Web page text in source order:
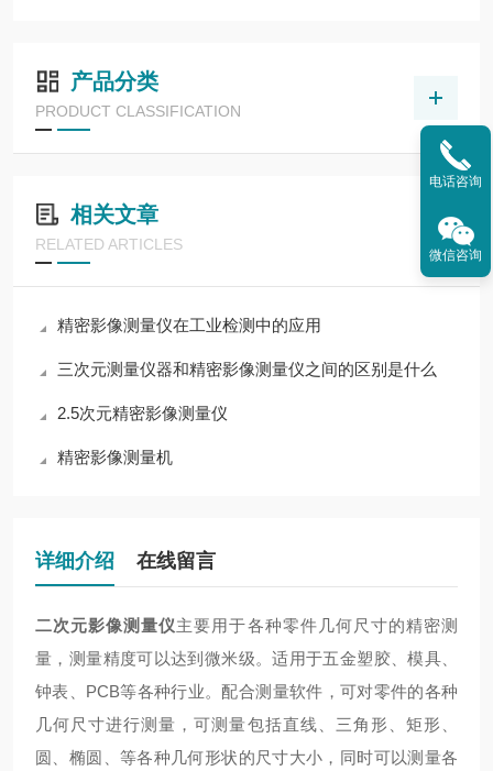
产品分类
PRODUCT CLASSIFICATION
相关文章
RELATED ARTICLES
精密影像测量仪在工业检测中的应用
三次元测量仪器和精密影像测量仪之间的区别是什么
2.5次元精密影像测量仪
精密影像测量机
详细介绍 在线留言
二次元影像测量仪主要用于各种零件几何尺寸的精密测
量，测量精度可以达到微米级。适用于五金塑胶、模具、
钟表、PCB等各种行业。配合测量软件，可对零件的各种
几何尺寸进行测量，可测量包括直线、三角形、矩形、
圆、椭圆、等各种几何形状的尺寸大小，同时可以测量各
电话咨询
微信咨询